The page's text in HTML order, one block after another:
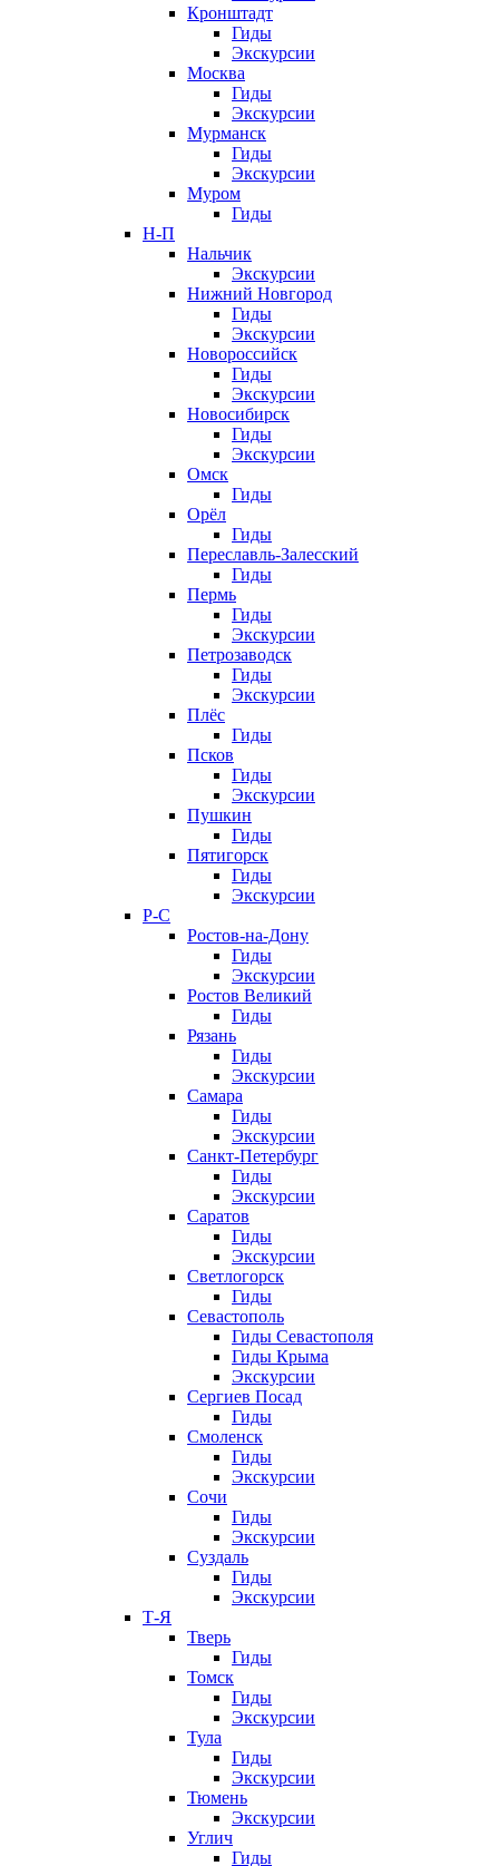
Кронштадт
Гиды
Экскурсии
Москва
Гиды
Экскурсии
Мурманск
Гиды
Экскурсии
Муром
Гиды
Н-П
Нальчик
Экскурсии
Нижний Новгород
Гиды
Экскурсии
Новороссийск
Гиды
Экскурсии
Новосибирск
Гиды
Экскурсии
Омск
Гиды
Орёл
Гиды
Переславль-Залесский
Гиды
Пермь
Гиды
Экскурсии
Петрозаводск
Гиды
Экскурсии
Плёс
Гиды
Псков
Гиды
Экскурсии
Пушкин
Гиды
Пятигорск
Гиды
Экскурсии
Р-С
Ростов-на-Дону
Гиды
Экскурсии
Ростов Великий
Гиды
Рязань
Гиды
Экскурсии
Самара
Гиды
Экскурсии
Санкт-Петербург
Гиды
Экскурсии
Саратов
Гиды
Экскурсии
Светлогорск
Гиды
Севастополь
Гиды Севастополя
Гиды Крыма
Экскурсии
Сергиев Посад
Гиды
Смоленск
Гиды
Экскурсии
Сочи
Гиды
Экскурсии
Суздаль
Гиды
Экскурсии
Т-Я
Тверь
Гиды
Томск
Гиды
Экскурсии
Тула
Гиды
Экскурсии
Тюмень
Экскурсии
Углич
Гиды